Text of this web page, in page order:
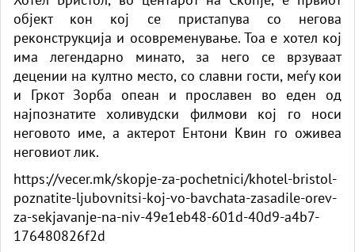
објект кон кој се пристапува со негова
реконструкција и осовременување. Тоа е хотел кој
има легендарно минато, за него се врзуваат
децении на култно место, со славни гости, меѓу кои
и Гркот Зорба опеан и прославен во еден од
најпознатите холивудски филмови кој го носи
неговото име, а актерот Ентони Квин го оживеа
неговиот лик.
https://vecer.mk/skopje-za-pochetnici/khotel-bristol-
poznatite-ljubovnitsi-koj-vo-bavchata-zasadile-orev-
za-sekjavanje-na-niv-49e1eb48-601d-40d9-a4b7-
176480826f2d